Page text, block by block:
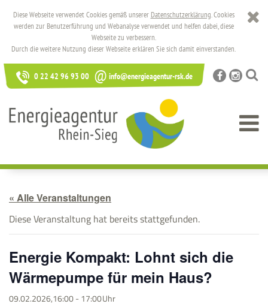
0 22 42 96 93 00 @ info@energieagentur-rsk.de
« Alle Veranstaltungen
Diese Veranstaltung hat bereits stattgefunden.
Energie Kompakt: Lohnt sich die
Wärmepumpe für mein Haus?
09.02.2026,16:00- 17:00
Diese Webseite verwendet Cookies gemäß unserer Datenschutzerklärung. Cookies
werden zur Benutzerführung und Webanalyse verwendet und helfen dabei, diese
Webseite zu verbessern.
Durch die weitere Nutzung dieser Webseite erklären Sie sich damit einverstanden.